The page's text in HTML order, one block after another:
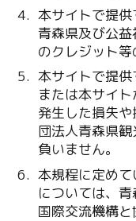
本サイトで提供
青森県及び公
のクレジット等
本サイトで提供
または本サイ
発生した損失
団法人青森県
負いません。
本規程に定め
については、
国際交流機構と